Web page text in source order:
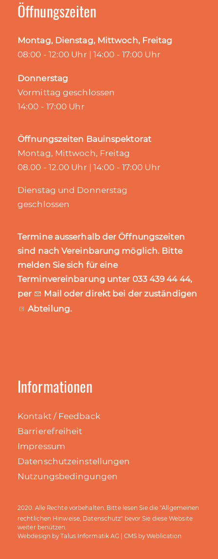
Öffnungszeiten
Montag, Dienstag, Mittwoch, Freitag
08:00 - 12:00 Uhr | 14:00 - 17:00 Uhr
Donnerstag
Vormittag geschlossen
14:00 - 17:00 Uhr
Öffnungszeiten Bauinspektorat
Montag, Mittwoch, Freitag
08.00 - 12.00 Uhr | 14:00 - 17:00 Uhr
Dienstag und Donnerstag
geschlossen
Termine ausserhalb der Öffnungszeiten
sind nach Vereinbarung möglich. Bitte
melden Sie sich für eine
Terminvereinbarung unter 033 439 44 44,
per
Mail oder direkt bei der zuständigen
Abteilung.
Informationen
Kontakt / Feedback
Barrierefreiheit
Impressum
Datenschutzeinstellungen
Nutzungsbedingungen
2020. Alle Rechte vorbehalten. Bitte lesen Sie die "Allgemeinen
rechtlichen Hinweise, Datenschutz" bevor Sie diese Website
weiter benützen.
Webdesign byTalus Informatik AG | CMS byWeblication